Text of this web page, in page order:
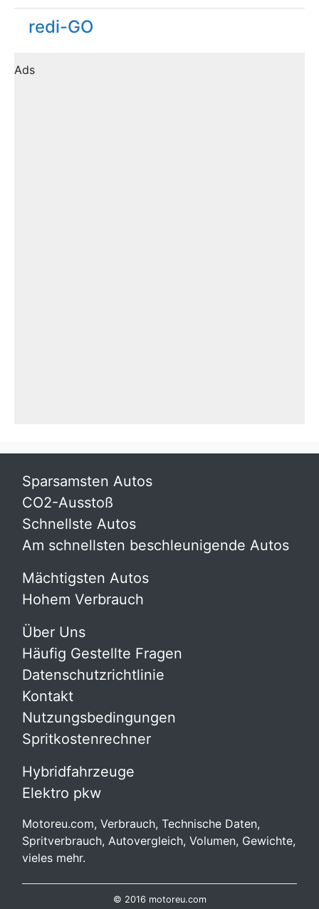
redi-GO
Ads
Sparsamsten Autos
CO2-Ausstoß
Schnellste Autos
Am schnellsten beschleunigende Autos
Mächtigsten Autos
Hohem Verbrauch
Über Uns
Häufig Gestellte Fragen
Datenschutzrichtlinie
Kontakt
Nutzungsbedingungen
Spritkostenrechner
Hybridfahrzeuge
Elektro pkw
Motoreu.com, Verbrauch, Technische Daten,
Spritverbrauch, Autovergleich, Volumen, Gewichte,
vieles mehr.
© 2016 motoreu.com